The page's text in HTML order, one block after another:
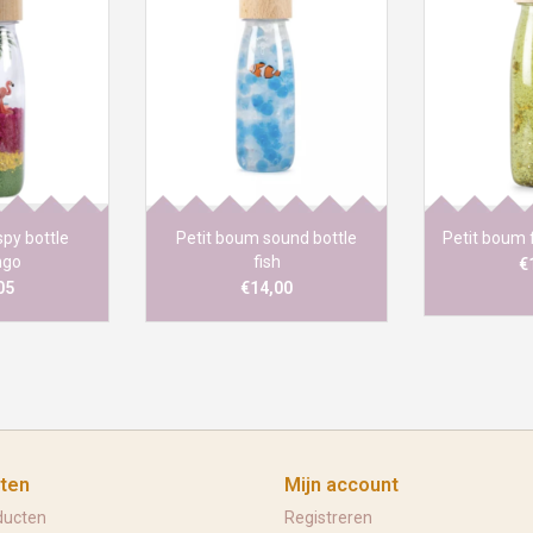
naar de
de
kleintje met
wereld
De flessen
met
en zijn
bottle
Kijk, zwaai en luister naar de
bottle fish! Stimuleer de
zintuigen van jouw kleintje met
deze klank- en kleurrijke wereld
binnen handbereik. De flessen
zijn volledig afgesloten met
een dubbele dop en zijn
Petit boum sound bottle
fish
€14,00
Met deze
van Petit
op het
natuur,
kleuren,
over het
hun
Petit boum
Mijn account
Registreren